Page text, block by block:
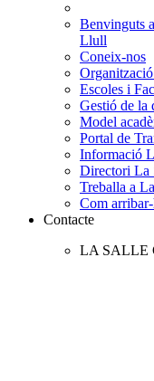
Benvinguts
Llull
Coneix-nos
Escoles i
Gestió de la
Model
Portal de
Informació
Directori La
Treballa a
Com
Contacte
LA SALLE